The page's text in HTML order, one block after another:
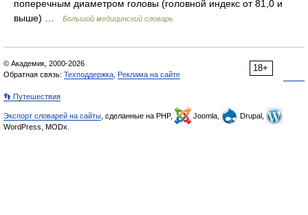
поперечным диаметром головы (головной индекс от 81,0 и
выше) …
Большой медицинский словарь
18+
© Академик, 2000-2026
Обратная связь: Техподдержка Реклама на сайте
👣 Путешествия
Экспорт словарей на сайты , сделанные на PHP, Joomla,
Drupal,
WordPress, MODx.